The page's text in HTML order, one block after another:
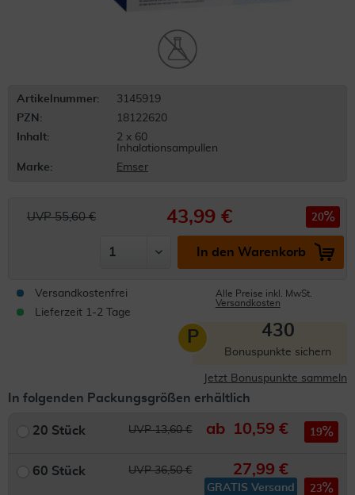
Artikelnummer:
3145919
PZN:
18122620
Inhalt:
2 x 60
Inhalationsampullen
Marke:
Emser
UVP 55,60 € 43,99 € 20
In den Warenkorb
Versandkostenfrei
Lieferzeit 1-2 Tage
Alle Preise inkl. MwSt.
Versandkosten
P 430
Bonuspunkte sichern
Jetzt Bonuspunkte sammeln
In folgenden Packungsgrößen erhältlich
20 Stück UVP 13,60 € ab 10,59 € 19
60 Stück UVP 36,50 € 27,99 €
GRATIS Versand 23